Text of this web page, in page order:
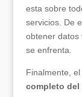
esta sobre
servicios. De
obtener datos
se enfrenta.
Finalmente, el
completo del